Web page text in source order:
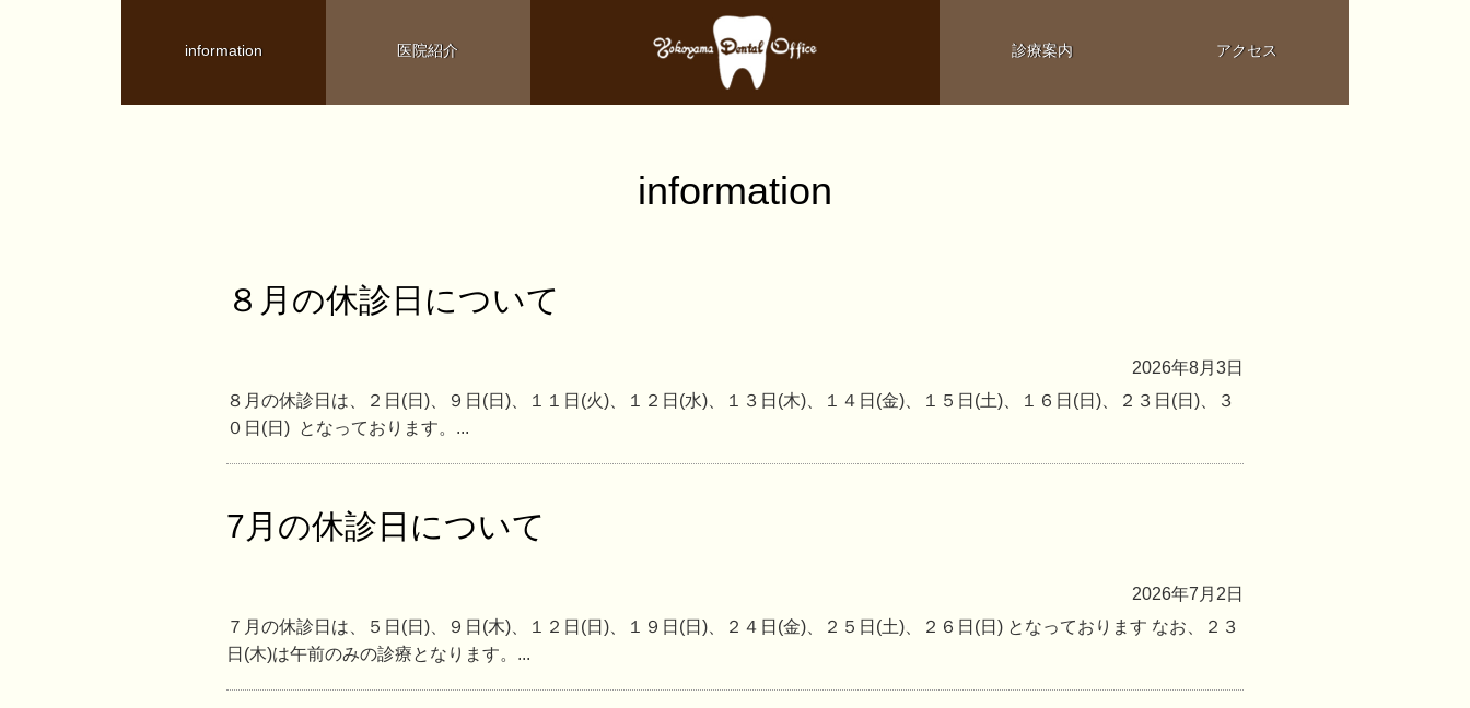
information 医院紹介 診療案内 アクセス
information
８月の休診日について
2026年8月3日
８月の休診日は、２日(日)、９日(日)、１１日(火)、１２日(水)、１３日(木)、１４日(金)、１５日(土)、１６日(日)、２３日(日)、３
０日(日) となっております。...
7月の休診日について
2026年7月2日
７月の休診日は、５日(日)、９日(木)、１２日(日)、１９日(日)、２４日(金)、２５日(土)、２６日(日) となっております なお、２３
日(木)は午前のみの診療となります。...